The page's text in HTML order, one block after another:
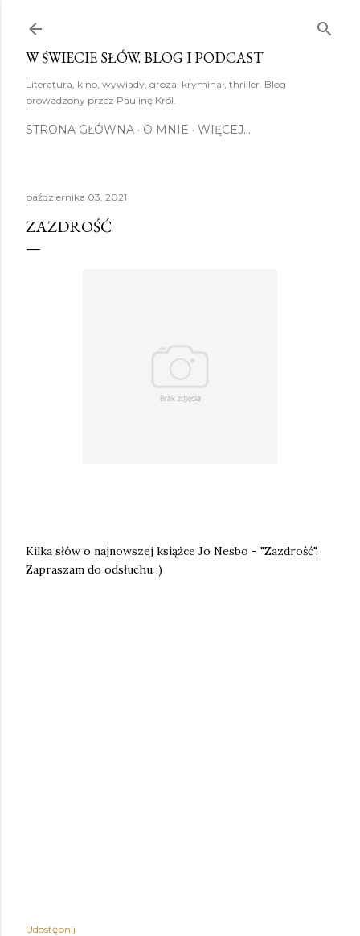
W ŚWIECIE SŁÓW. BLOG I PODCAST
Literatura, kino, wywiady, groza, kryminał, thriller. Blog
prowadzony przez Paulinę Król.
STRONA GŁÓWNA O MNIE WIĘCEJ…
października 03, 2021
ZAZDROŚĆ
Kilka słów o najnowszej książce Jo Nesbo - "Zazdrość".
Zapraszam do odsłuchu ;)
Udostępnij